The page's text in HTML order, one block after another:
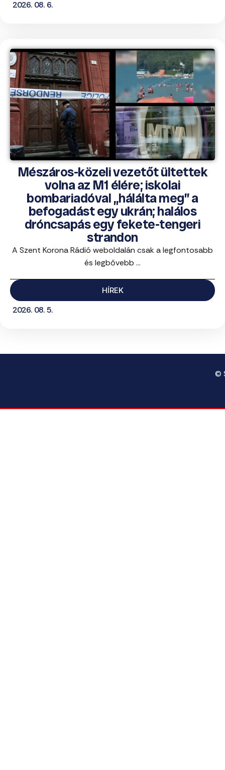
2026. 08. 6.
Mészáros-közeli vezetőt ültettek
volna az M1 élére; iskolai
bombariadóval „hálálta meg” a
befogadást egy ukrán; halálos
dróncsapás egy fekete-tengeri
strandon
A Szent Korona Rádió weboldalán csak a legfontosabb
és legbővebb ...
HÍREK
2026. 08. 5.
©